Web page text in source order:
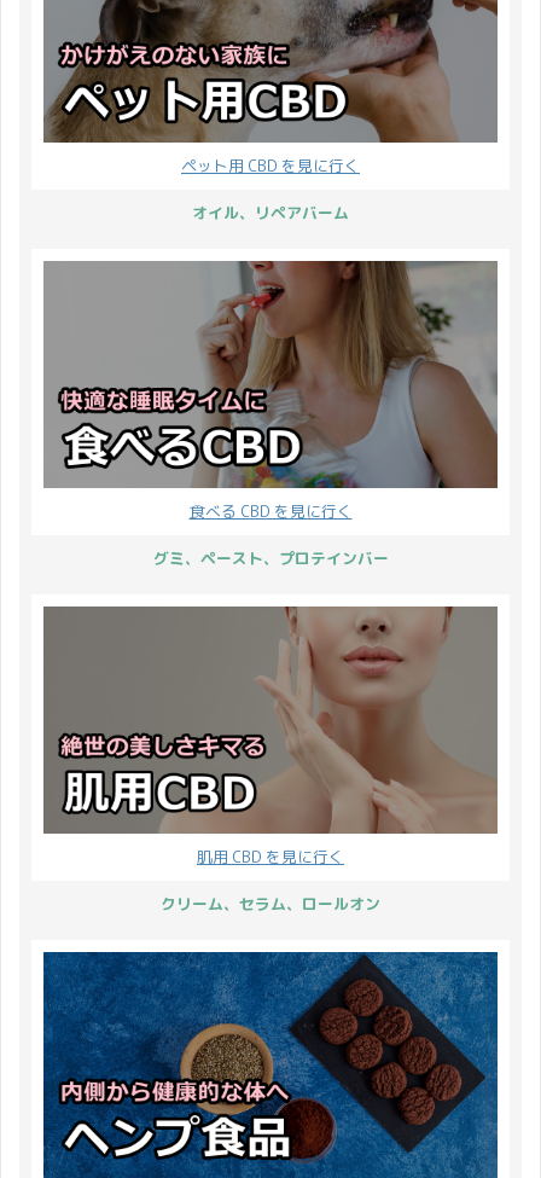
ペット用 CBD を見に行く
オイル、リペアバーム
食べる CBD を見に行く
グミ、ペースト、プロテインバー
肌用 CBD を見に行く
クリーム、セラム、ロールオン